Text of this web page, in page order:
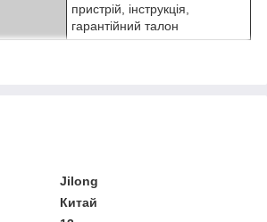
пристрій, інструкція,
гарантійний талон
Jilong
Китай